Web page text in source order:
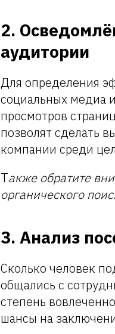
2.
аудитории
Для определения
социальных медиа
просмотров
позволят сделать
компании среди
Также обратите
органического
3. Анализ
Сколько человек
общались с
степень
шансы на